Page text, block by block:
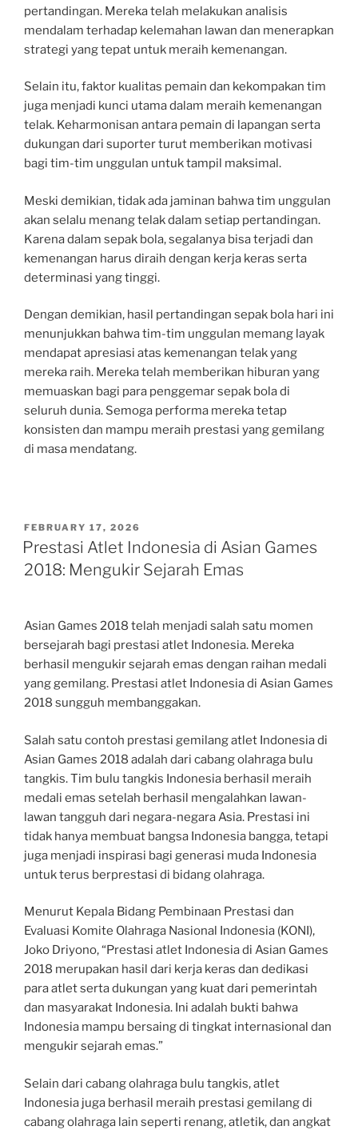
pertandingan. Mereka telah melakukan analisis
mendalam terhadap kelemahan lawan dan menerapkan
strategi yang tepat untuk meraih kemenangan.
Selain itu, faktor kualitas pemain dan kekompakan tim
juga menjadi kunci utama dalam meraih kemenangan
telak. Keharmonisan antara pemain di lapangan serta
dukungan dari suporter turut memberikan motivasi
bagi tim-tim unggulan untuk tampil maksimal.
Meski demikian, tidak ada jaminan bahwa tim unggulan
akan selalu menang telak dalam setiap pertandingan.
Karena dalam sepak bola, segalanya bisa terjadi dan
kemenangan harus diraih dengan kerja keras serta
determinasi yang tinggi.
Dengan demikian, hasil pertandingan sepak bola hari ini
menunjukkan bahwa tim-tim unggulan memang layak
mendapat apresiasi atas kemenangan telak yang
mereka raih. Mereka telah memberikan hiburan yang
memuaskan bagi para penggemar sepak bola di
seluruh dunia. Semoga performa mereka tetap
konsisten dan mampu meraih prestasi yang gemilang
di masa mendatang.
POSTED
ON
FEBRUARY 17, 2026
Prestasi Atlet Indonesia di Asian Games
2018: Mengukir Sejarah Emas
Asian Games 2018 telah menjadi salah satu momen
bersejarah bagi prestasi atlet Indonesia. Mereka
berhasil mengukir sejarah emas dengan raihan medali
yang gemilang. Prestasi atlet Indonesia di Asian Games
2018 sungguh membanggakan.
Salah satu contoh prestasi gemilang atlet Indonesia di
Asian Games 2018 adalah dari cabang olahraga bulu
tangkis. Tim bulu tangkis Indonesia berhasil meraih
medali emas setelah berhasil mengalahkan lawan-
lawan tangguh dari negara-negara Asia. Prestasi ini
tidak hanya membuat bangsa Indonesia bangga, tetapi
juga menjadi inspirasi bagi generasi muda Indonesia
untuk terus berprestasi di bidang olahraga.
Menurut Kepala Bidang Pembinaan Prestasi dan
Evaluasi Komite Olahraga Nasional Indonesia (KONI),
Joko Driyono, “Prestasi atlet Indonesia di Asian Games
2018 merupakan hasil dari kerja keras dan dedikasi
para atlet serta dukungan yang kuat dari pemerintah
dan masyarakat Indonesia. Ini adalah bukti bahwa
Indonesia mampu bersaing di tingkat internasional dan
mengukir sejarah emas.”
Selain dari cabang olahraga bulu tangkis, atlet
Indonesia juga berhasil meraih prestasi gemilang di
cabang olahraga lain seperti renang, atletik, dan angkat